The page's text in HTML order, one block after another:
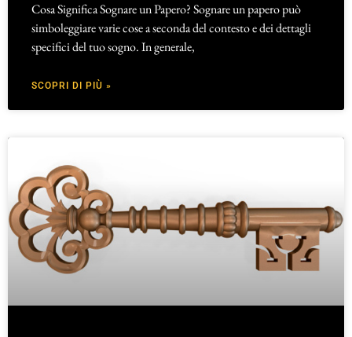
Cosa Significa Sognare un Papero? Sognare un papero può
simboleggiare varie cose a seconda del contesto e dei dettagli
specifici del tuo sogno. In generale,
SCOPRI DI PIÙ »